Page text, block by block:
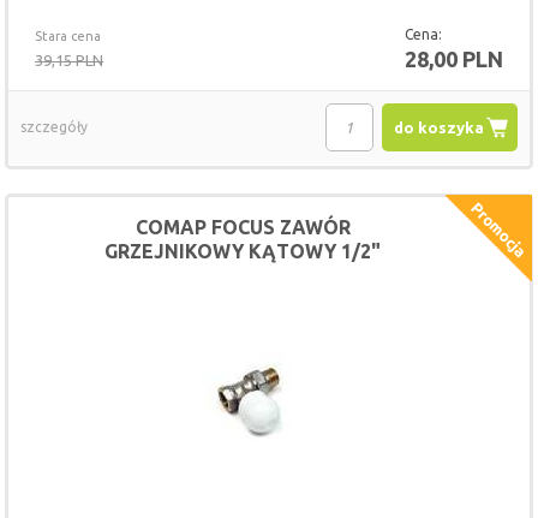
Stara cena
39,15 PLN
Cena:
28,00 PLN
do koszyka
szczegóły
COMAP FOCUS ZAWÓR
GRZEJNIKOWY KĄTOWY 1/2"